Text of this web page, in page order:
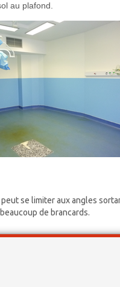
au plafond.
se limiter aux angles
de brancards.